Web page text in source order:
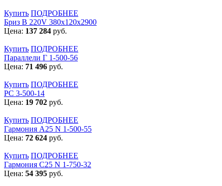
Купить ПОДРОБНЕЕ
Бриз В 220V 380x120x2900
Цена: 137 284 руб.
Купить ПОДРОБНЕЕ
Параллели Г 1-500-56
Цена: 71 496 руб.
Купить ПОДРОБНЕЕ
РС 3-500-14
Цена: 19 702 руб.
Купить ПОДРОБНЕЕ
Гармония А25 N 1-500-55
Цена: 72 624 руб.
Купить ПОДРОБНЕЕ
Гармония С25 N 1-750-32
Цена: 54 395 руб.